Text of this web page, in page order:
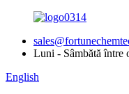
Luni - Sâmbătă între
English